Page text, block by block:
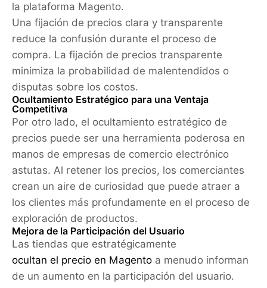
la plataforma Magento.
Una fijación de precios clara y transparente
reduce la confusión durante el proceso de
compra. La fijación de precios transparente
minimiza la probabilidad de malentendidos o
disputas sobre los costos.
Ocultamiento Estratégico para una Ventaja
Competitiva
Por otro lado, el ocultamiento estratégico de
precios puede ser una herramienta poderosa en
manos de empresas de comercio electrónico
astutas. Al retener los precios, los comerciantes
crean un aire de curiosidad que puede atraer a
los clientes más profundamente en el proceso de
exploración de productos.
Mejora de la Participación del Usuario
Las tiendas que estratégicamente
ocultan el precio en Magento a menudo informan
de un aumento en la participación del usuario.